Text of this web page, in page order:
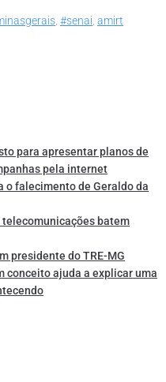
, #senai, amirt
para apresentar planos de
pela internet
o falecimento de Geraldo da
batem
presidente do TRE-MG
conceito ajuda a explicar uma